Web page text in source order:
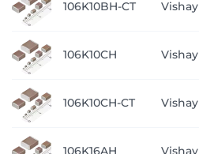
106K10BH-CT Vishay
106K10CH Vishay
106K10CH-CT Vishay
106K16AH Vishay